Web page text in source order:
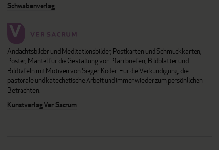
Schwabenverlag
Andachtsbilder und Meditationsbilder, Postkarten und Schmuckkarten,
Poster, Mäntel für die Gestaltung von Pfarrbriefen, Bildblätter und
Bildtafeln mit Motiven von Sieger Köder. Für die Verkündigung, die
pastorale und katechetische Arbeit und immer wieder zum persönlichen
Betrachten.
Kunstverlag Ver Sacrum